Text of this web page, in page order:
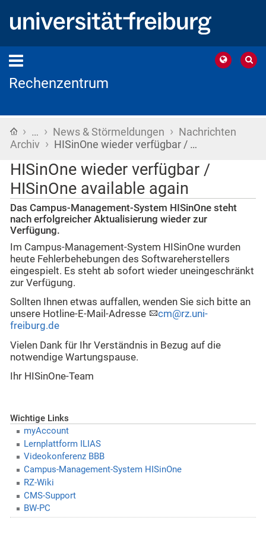
Rechenzentrum
Startseite
› … › News & Störmeldungen › Nachrichten
Archiv › HISinOne wieder verfügbar / …
HISinOne wieder verfügbar /
HISinOne available again
Das Campus-Management-System HISinOne steht
nach erfolgreicher Aktualisierung wieder zur
Verfügung.
Im Campus-Management-System HISinOne wurden
heute Fehlerbehebungen des Softwareherstellers
eingespielt. Es steht ab sofort wieder uneingeschränkt
zur Verfügung.
Sollten Ihnen etwas auffallen, wenden Sie sich bitte an
unsere Hotline-E-Mail-Adresse
cm@rz.uni-
freiburg.de
Vielen Dank für Ihr Verständnis in Bezug auf die
notwendige Wartungspause.
Ihr HISinOne-Team
Wichtige Links
myAccount
Lernplattform ILIAS
Videokonferenz BBB
Campus-Management-System HISinOne
RZ-Wiki
CMS-Support
BW-PC